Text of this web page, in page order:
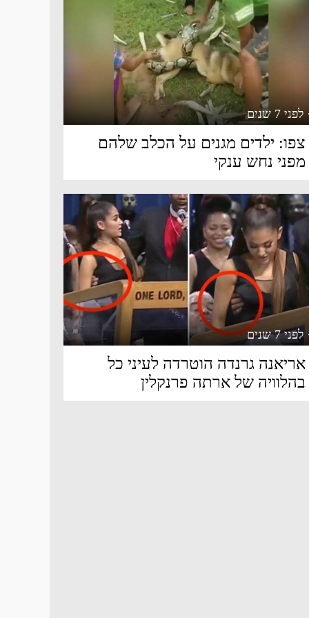
7 שנים
צפו: ילדים מגנים על הכלב שלהם
מפני נחש ענקי
7 שנים
אריאנה גרנדה הוטרדה לעיני כל
בהלוויה של ארתה פרנקלין